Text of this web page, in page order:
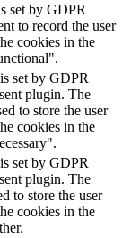
set by GDPR
to record the user
cookies in the
set by GDPR
plugin. The
to store the user
cookies in the
set by GDPR
plugin. The
to store the user
cookies in the